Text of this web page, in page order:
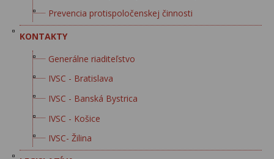
Prevencia protispoločenskej činnosti
KONTAKTY
Generálne riaditeľstvo
IVSC - Bratislava
IVSC - Banská Bystrica
IVSC - Košice
IVSC- Žilina